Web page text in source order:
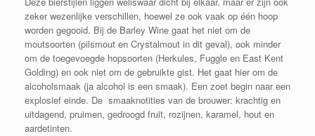
zeker wezenlijke verschillen, hoewel ze ook vaak op één hoop
worden gegooid. Bij de Barley Wine gaat het niet om de
moutsoorten (pilsmout en Crystalmout in dit geval), ook minder
om de toegevoegde hopsoorten (Herkules, Fuggle en East Kent
Golding) en ook niet om de gebruikte gist. Het gaat hier om de
alcoholsmaak (ja alcohol is een smaak). Een zoet begin naar een
explosief einde. De smaaknotities van de brouwer: krachtig en
uitdagend, pruimen, gedroogd fruit, rozijnen, karamel, hout en
aardetinten.